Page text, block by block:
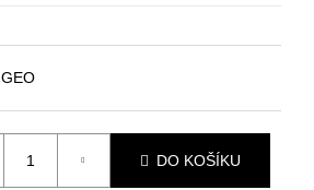
GEO
DO KOŠÍKU